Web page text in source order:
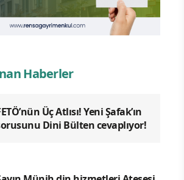
Haberler
Üç Atlısı! Yeni Şafak’ın
Dini Bülten cevaplıyor!